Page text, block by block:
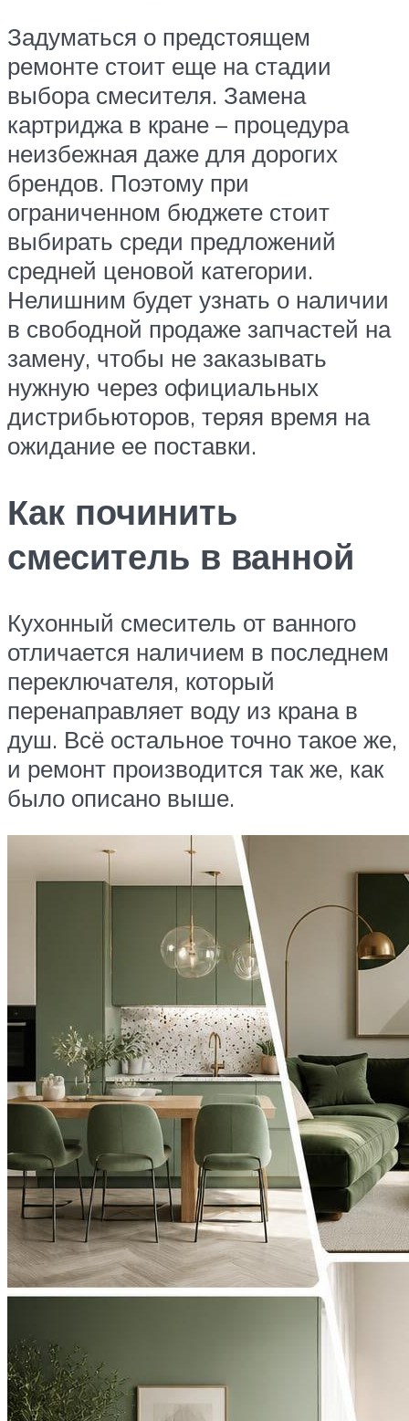
Задуматься о предстоящем
ремонте стоит еще на стадии
выбора смесителя. Замена
картриджа в кране – процедура
неизбежная даже для дорогих
брендов. Поэтому при
ограниченном бюджете стоит
выбирать среди предложений
средней ценовой категории.
Нелишним будет узнать о наличии
в свободной продаже запчастей на
замену, чтобы не заказывать
нужную через официальных
дистрибьюторов, теряя время на
ожидание ее поставки.
Как починить
смеситель в ванной
Кухонный смеситель от ванного
отличается наличием в последнем
переключателя, который
перенаправляет воду из крана в
душ. Всё остальное точно такое же,
и ремонт производится так же, как
было описано выше.